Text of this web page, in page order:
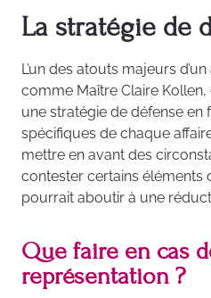
La stratégie de
L’un des atouts majeurs
comme Maître Claire
une stratégie de défense en
spécifiques de chaque
mettre en avant des
contester certains éléments
pourrait aboutir à une
Que faire en cas
représentation ?